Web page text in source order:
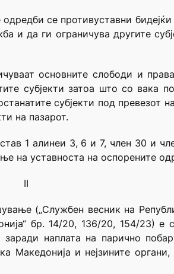
се противуставни
и да ги ограничува ­другите
основните слободи и
субјекти затоа што со вака
субјекти под превезот
на пазарот.
1 алинеи 3, 6 и 7, член 30 и
на уставноста на оспорените
II
(„Службен весник на
бр. 14/20, 136/20, 154/23) е
наплата на парично
и нејзините